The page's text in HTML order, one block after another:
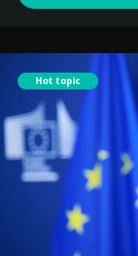
Hot topic